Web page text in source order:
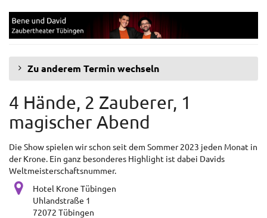
Zum
Haupt-
Inhalt
Zaubertheater
Tübingen
Zu anderem Termin wechseln
4 Hände, 2 Zauberer, 1
magischer Abend
Die Show spielen wir schon seit dem Sommer 2023 jeden Monat in
der Krone. Ein ganz besonderes Highlight ist dabei Davids
Weltmeisterschaftsnummer.
Hotel Krone Tübingen
Uhlandstraße 1
72072 Tübingen